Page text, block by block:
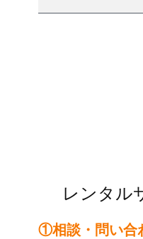
レンタル
①相談・問い合